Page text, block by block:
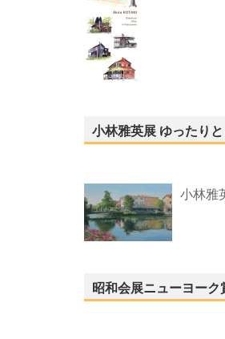
小林雅英展 ゆったり
小林雅
昭和会展ニューヨー